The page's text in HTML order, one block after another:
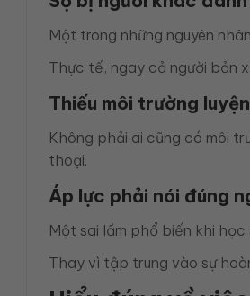
Một trong những nguyên
Thực tế, ngay cả người bản
Thiếu môi trường
Không phải ai cũng có môi
thoại.
Áp lực phải nói đúng
Một sai lầm phổ biến khi
Thay vì tập trung vào sự